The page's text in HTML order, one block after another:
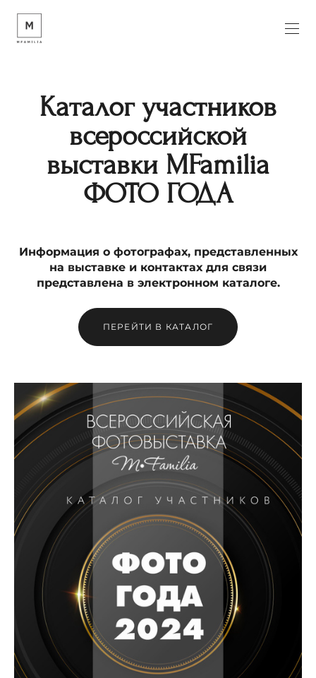
Каталог участников
всероссийской
выставки MFamilia
ФОТО ГОДА
Информация о фотографах, представленных
на выставке и контактах для связи
представлена в электронном каталоге.
ПЕРЕЙТИ В КАТАЛОГ